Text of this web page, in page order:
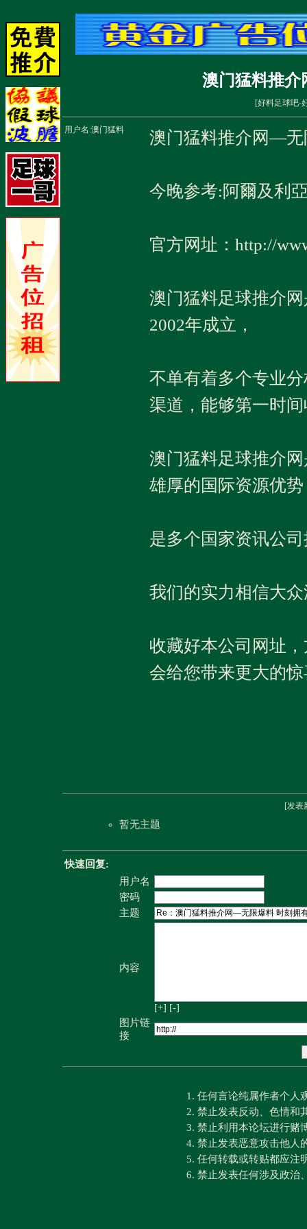
澳门猛料推
[好料足球吧-
用户名:澳门猛料 澳门猛料推介网—无
今晚参考:阿爾及利
官方网址：http://
澳门猛料足球推介
2002年成立，
不单有着多个专业
渠道，能够第一时
澳门猛料足球推介
雄厚的国际资源优势
是多个国家资讯公
我们的实力相信大
收藏好本公司网址
会给您带来更大的
[发表
暂无主题
快速回复:
用户名
密码
主题
内容
[+] [-]
图片链
接
1. 任何言论纯属作者个人
2. 禁止发表反动、色情和
3. 禁止利用本论坛进行赌
4. 禁止发表恶意攻击他人
5. 任何转载或转贴都应注
6. 禁止发表任何涉及政治